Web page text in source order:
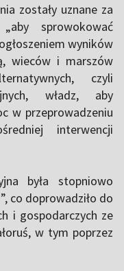
zostały uznane za
sprowokować
wyników
wieców i marszów
czyli
władz, aby
w przeprowadzeniu
interwencji
była stopniowo
co doprowadziło do
i gospodarczych ze
w tym poprzez